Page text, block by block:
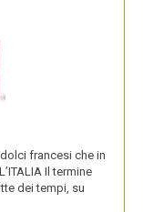
francesi che in
Il termine
dei tempi, su